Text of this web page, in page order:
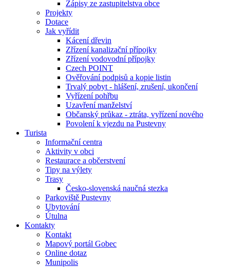
Zápisy ze zastupitelstva obce
Projekty
Dotace
Jak vyřídit
Kácení dřevin
Zřízení kanalizační přípojky
Zřízení vodovodní přípojky
Czech POINT
Ověřování podpisů a kopie listin
Trvalý pobyt - hlášení, zrušení, ukončení
Vyřízení pohřbu
Uzavření manželství
Občanský průkaz - ztráta, vyřízení nového
Povolení k vjezdu na Pustevny
Turista
Informační centra
Aktivity v obci
Restaurace a občerstvení
Tipy na výlety
Trasy
Česko-slovenská naučná stezka
Parkoviště Pustevny
Ubytování
Útulna
Kontakty
Kontakt
Mapový portál Gobec
Online dotaz
Munipolis